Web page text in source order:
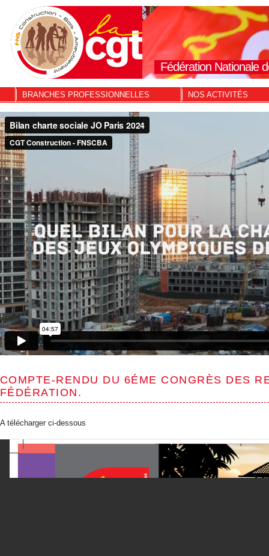
Fédération Nationale
BRANCHES PROFESSIONNELLES NOS ACTIVITÉS
COMPTE-RENDU DU 6ÉME CONGRÈS DES
FÉDÉRATION.
A télécharger ci-dessous